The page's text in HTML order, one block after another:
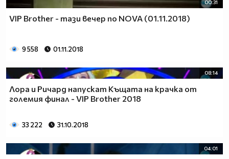
00:31
VIP Brother - тази вечер по NOVA (01.11.2018)
9 558 01.11.2018
08:14
Лора и Ричард напускат Къщата на крачка от
големия финал - VIP Brother 2018
33 222 31.10.2018
04:01